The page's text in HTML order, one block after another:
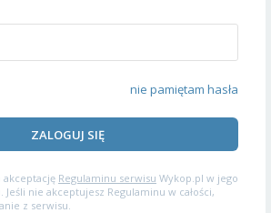
nie pamiętam hasła
ZALOGUJ SIĘ
akceptację Regulaminu serwisu Wykop.pl w jego
nie akceptujesz Regulaminu w całości,
z serwisu.